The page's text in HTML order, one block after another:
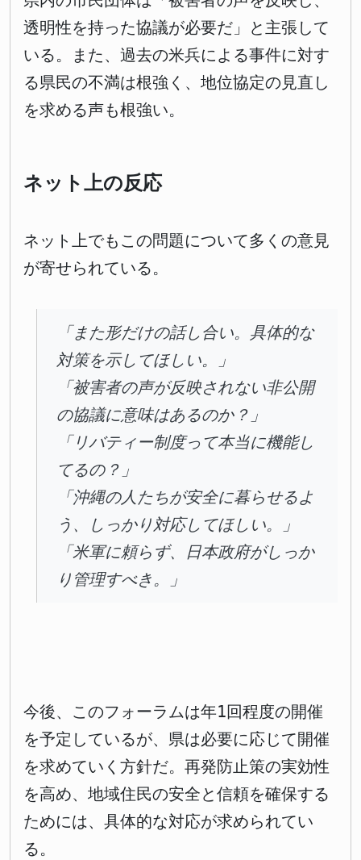
透明性を持った協議が必要だ」と主張して
いる。また、過去の米兵による事件に対す
る県民の不満は根強く、地位協定の見直し
を求める声も根強い。
ネット上の反応
ネット上でもこの問題について多くの意見
が寄せられている。
「また形だけの話し合い。具体的な
対策を示してほしい。」
「被害者の声が反映されない非公開
の協議に意味はあるのか？」
「リバティー制度って本当に機能し
てるの？」
「沖縄の人たちが安全に暮らせるよ
う、しっかり対応してほしい。」
「米軍に頼らず、日本政府がしっか
り管理すべき。」
今後、このフォーラムは年1回程度の開催
を予定しているが、県は必要に応じて開催
を求めていく方針だ。再発防止策の実効性
を高め、地域住民の安全と信頼を確保する
ためには、具体的な対応が求められてい
る。